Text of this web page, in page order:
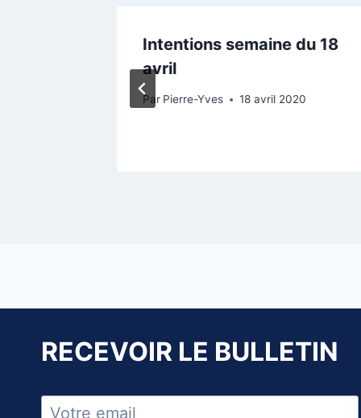
Intentions semaine du 18
avril
Par Pierre-Yves 18 avril 2020
RECEVOIR LE BULLETIN